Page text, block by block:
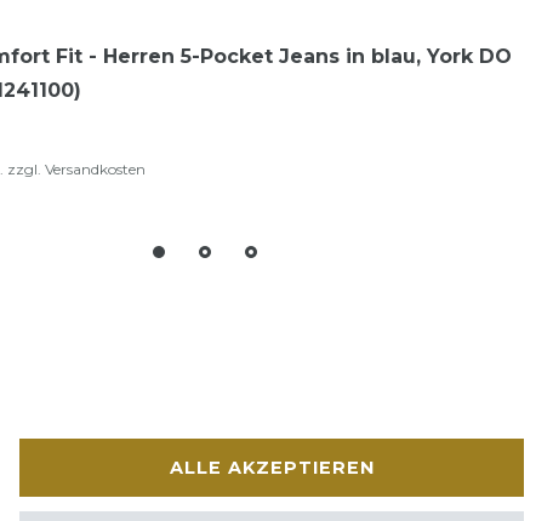
Fit - Herren 5-Pocket Jeans in blau, York DO
zzgl. Versandkosten
ALLE AKZEPTIEREN